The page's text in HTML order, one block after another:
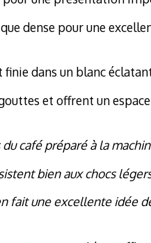
dense pour une
dans un blanc
et offrent un
café préparé à la
bien aux chocs
fait une excellente idée